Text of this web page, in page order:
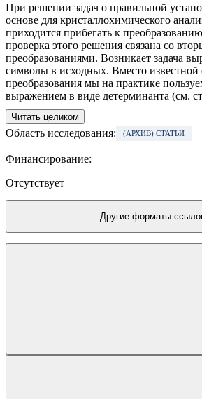
При решении задач о правильной
основе для кристаллохимического
приходится прибегать к
проверка этого решения связана со
преобразованиями. Возникает задача
символы в исходных. Вместо
преобразования мы на практике
выражением в виде детерминанта (см.
Читать целиком
Область исследования: (АРХИВ) СТАТЬИ
Финансирование:
Отсутствует
Другие форматы